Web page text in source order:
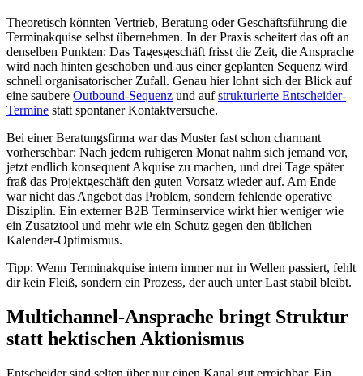
Theoretisch könnten Vertrieb, Beratung oder Geschäftsführung die
Terminakquise selbst übernehmen. In der Praxis scheitert das oft an
denselben Punkten: Das Tagesgeschäft frisst die Zeit, die Ansprache
wird nach hinten geschoben und aus einer geplanten Sequenz wird
schnell organisatorischer Zufall. Genau hier lohnt sich der Blick auf
eine saubere Outbound-Sequenz und aufstrukturierte Entscheider-
Termine statt spontaner Kontaktversuche.
Bei einer Beratungsfirma war das Muster fast schon charmant
vorhersehbar: Nach jedem ruhigeren Monat nahm sich jemand vor,
jetzt endlich konsequent Akquise zu machen, und drei Tage später
fraß das Projektgeschäft den guten Vorsatz wieder auf. Am Ende
war nicht das Angebot das Problem, sondern fehlende operative
Disziplin. Ein externer B2B Terminservice wirkt hier weniger wie
ein Zusatztool und mehr wie ein Schutz gegen den üblichen
Kalender-Optimismus.
Tipp: Wenn Terminakquise intern immer nur in Wellen passiert, fehlt
dir kein Fleiß, sondern ein Prozess, der auch unter Last stabil bleibt.
Multichannel-Ansprache bringt Struktur
statt hektischen Aktionismus